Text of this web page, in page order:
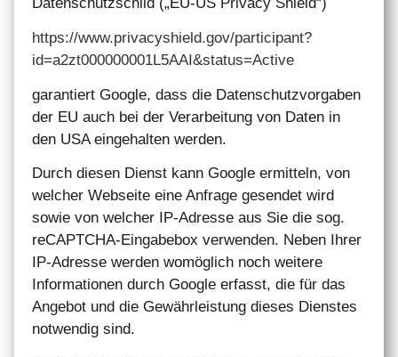
Datenschutzschild („EU-US Privacy Shield“)
https://www.privacyshield.gov/participant?
id=a2zt000000001L5AAI&status=Active
garantiert Google, dass die Datenschutzvorgaben
der EU auch bei der Verarbeitung von Daten in
den USA eingehalten werden.
Durch diesen Dienst kann Google ermitteln, von
welcher Webseite eine Anfrage gesendet wird
sowie von welcher IP-Adresse aus Sie die sog.
reCAPTCHA-Eingabebox verwenden. Neben Ihrer
IP-Adresse werden womöglich noch weitere
Informationen durch Google erfasst, die für das
Angebot und die Gewährleistung dieses Dienstes
notwendig sind.